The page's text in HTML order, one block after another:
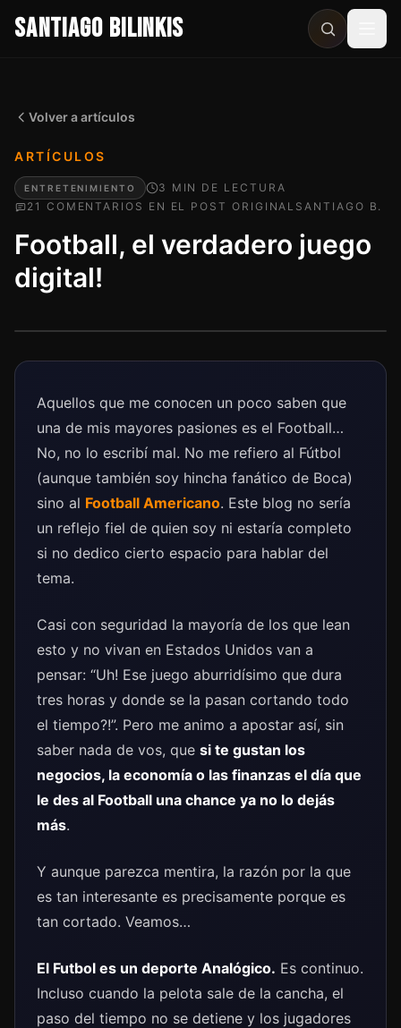
SANTIAGO BILINKIS
Volver a artículos
ARTÍCULOS
ENTRETENIMIENTO 3 MIN DE LECTURA
21 COMENTARIO S EN EL POST ORIGINAL SANTIAGO B.
Football, el verdadero juego
digital!
Aquellos que me conocen un poco saben que
una de mis mayores pasiones es el Football…
No, no lo escribí mal. No me refiero al Fútbol
(aunque también soy hincha fanático de Boca)
sino al Football Americano. Este blog no sería
un reflejo fiel de quien soy ni estaría completo
si no dedico cierto espacio para hablar del
tema.
Casi con seguridad la mayoría de los que lean
esto y no vivan en Estados Unidos van a
pensar: “Uh! Ese juego aburridísimo que dura
tres horas y donde se la pasan cortando todo
el tiempo?!”. Pero me animo a apostar así, sin
saber nada de vos, que si te gustan los
negocios, la economía o las finanzas el día que
le des al Football una chance ya no lo dejás
más.
Y aunque parezca mentira, la razón por la que
es tan interesante es precisamente porque es
tan cortado. Veamos…
El Futbol es un deporte Analógico. Es continuo.
Incluso cuando la pelota sale de la cancha, el
paso del tiempo no se detiene y los jugadores